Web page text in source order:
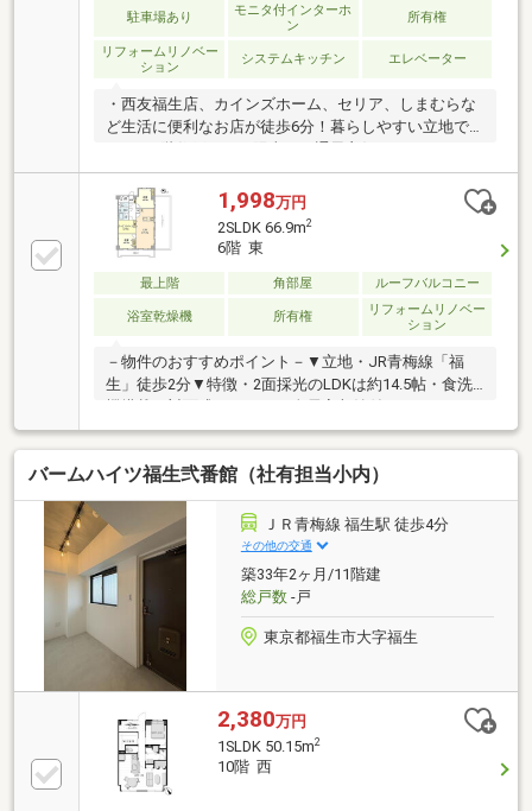
駐車場あり
モニタ付インターホ
ン
所有権
リフォームリノベー
ション
システムキッチン エレベーター
・西友福生店、カインズホーム、セリア、しまむらな
ど生活に便利なお店が徒歩6分！暮らしやすい立地で
年6月リフォーム済み---新規交換【システムキッチン、
ユニットバス、洗面化粧台、トイレ、電気温水器、建
具、巾木、分電盤、スイッチ・コンセント】貼替【フ
ローリング、クロス、クッションフロア】新規取付
【火災感知器、LED照明】・ハウスクリーニング済み
■Life Information■福生駅・・・徒歩2分いなげや・・
徒歩3分西友・・・・・徒歩6分福生第一小学校・・・
1,998万円
2SLDK 66.9m2
6階 東
最上階 角部屋 ルーフバルコニー
浴室乾燥機 所有権
リフォームリノベー
ション
－物件のおすすめポイント－▼立地・JR青梅線「福
生」徒歩2分▼特徴・2面採光のLDKは約14.5帖・食洗
に面した設計・26.49平米のルーフバルコニー有・サー
ビススペース約4.5帖有▼2026年1月室内リフォーム済
【交換】キッチン、UB、洗面化粧台、トイレ一式 等
【貼替】フローリング(リビング・洋室・キッチン) 等
【その他】ハウスクリーニング 他▼周辺環境・いなげ
や福生銀座店 徒歩3分(約180m)■ ご希望の住まい探し
をお手伝いします ━━━━━・・・物件の詳細・ご相
談はお気軽にお問い合わせください。
バームハイツ福生弐番館（社有担当小内）
ＪＲ青梅線 福生駅 徒歩4分
その他の交通
築33年2ヶ月/11階建
総戸数-戸
東京都福生市大字福生
2,380万円
1SLDK 50.15m2
10階 西